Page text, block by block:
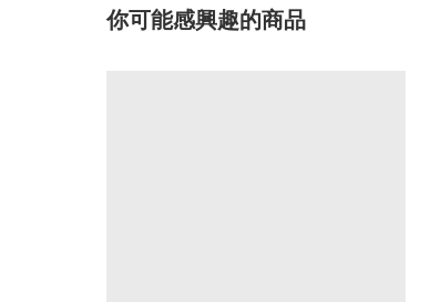
你可能感興趣的商品